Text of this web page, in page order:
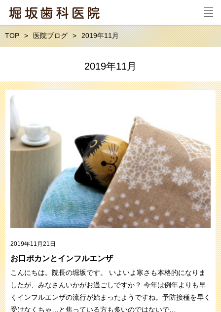
TOP 医院ブログ 2019年11月
2019年11月
2019年11月21日
お口ポカンとインフルエンザ
こんにちは。院長の堀坂です。 いよいよ寒さも本格的になりま
したが、みなさんいかがお過ごしですか？ 今年は例年よりも早
くインフルエンザの流行が始まったようですね。予防接種を早く
受けなくちゃ…と焦っている方も多いのではないで…